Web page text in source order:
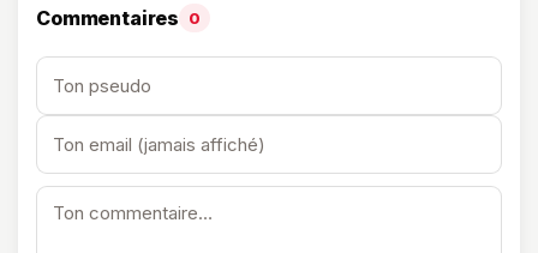
Commentaires 0